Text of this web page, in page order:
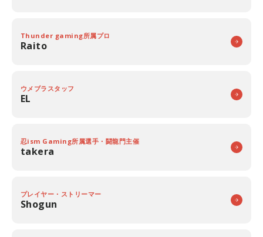
Thunder gaming所属プロ
Raito
ウメブラスタッフ
EL
忍ism Gaming所属選手・闘龍門主催
takera
プレイヤー・ストリーマー
Shogun